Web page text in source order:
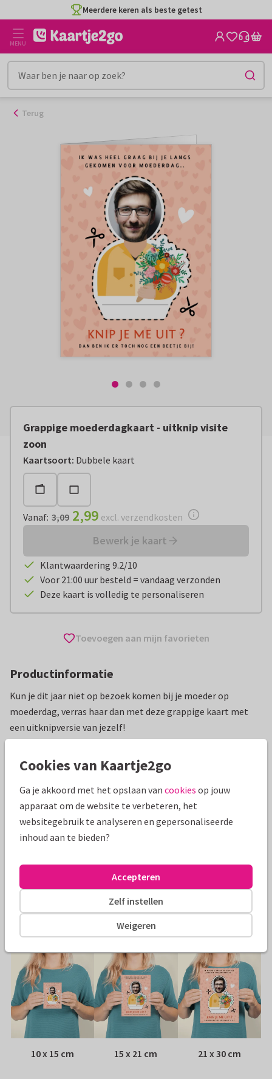
naar
inhoud
Meerdere keren als beste getest
MENU
Terug
Grappige moederdagkaart - uitknip visite
zoon
Kaartsoort: Dubbele kaart
Vanaf: € 2,99 excl. verzendkosten
Vanaf: 3,09 2,99 excl. verzendkosten
Bewerk je kaart
Klantwaardering 9.2/10
Voor 21:00 uur besteld = vandaag verzonden
Deze kaart is volledig te personaliseren
Toevoegen aan mijn favorieten
Productinformatie
Kun je dit jaar niet op bezoek komen bij je moeder op
moederdag, verras haar dan met deze grappige kaart met
een uitknipversie van jezelf!
Moederdag kaarten ilse Grappig
Specificaties bij deze kaart
Envelop: Witte vensterenvelop
Adres: Achterop de kaart
Formaten
10 x 15 cm 15 x 21 cm 21 x 30 cm
Cookies van Kaartje2go
Ga je akkoord met het opslaan van cookies op jouw
apparaat om de website te verbeteren, het
websitegebruik te analyseren en gepersonaliseerde
inhoud aan te bieden?
Weigeren
Zelf instellen
Accepteren